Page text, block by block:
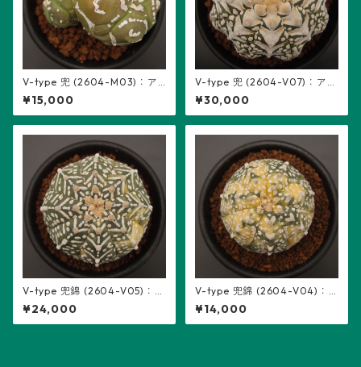
V-type 兜 (2604-M03)：ア
ストロフィツム属 ※実生、2頭
立ち、5稜
¥15,000
V-type 兜 (2604-V07)：アス
トロフィツム属 ※実生
¥30,000
V-type 兜錦 (2604-V05)：ア
ストロフィツム属 ※実生
¥24,000
V-type 兜錦 (2604-V04)：
アストロフィツム属 ※実生
¥14,000